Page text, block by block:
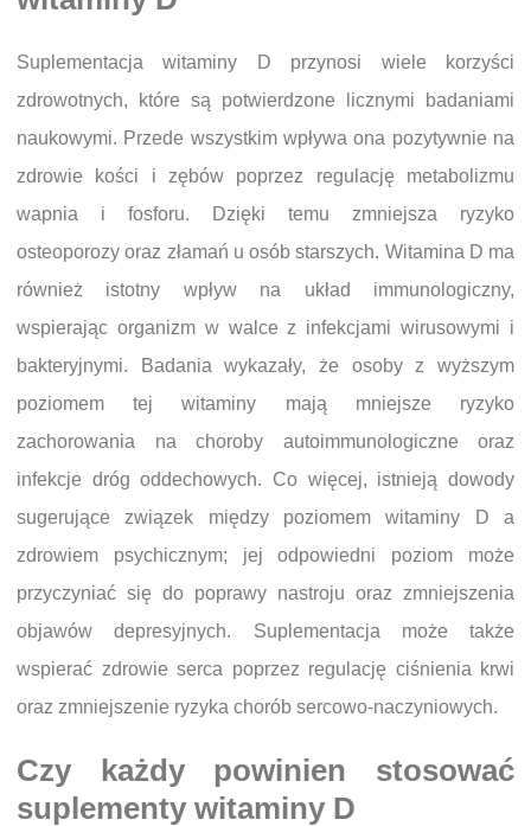
Suplementacja witaminy D przynosi wiele korzyści
zdrowotnych, które są potwierdzone licznymi badaniami
naukowymi. Przede wszystkim wpływa ona pozytywnie na
zdrowie kości i zębów poprzez regulację metabolizmu
wapnia i fosforu. Dzięki temu zmniejsza ryzyko
osteoporozy oraz złamań u osób starszych. Witamina D ma
również istotny wpływ na układ immunologiczny,
wspierając organizm w walce z infekcjami wirusowymi i
bakteryjnymi. Badania wykazały, że osoby z wyższym
poziomem tej witaminy mają mniejsze ryzyko
zachorowania na choroby autoimmunologiczne oraz
infekcje dróg oddechowych. Co więcej, istnieją dowody
sugerujące związek między poziomem witaminy D a
zdrowiem psychicznym; jej odpowiedni poziom może
przyczyniać się do poprawy nastroju oraz zmniejszenia
objawów depresyjnych. Suplementacja może także
wspierać zdrowie serca poprzez regulację ciśnienia krwi
oraz zmniejszenie ryzyka chorób sercowo-naczyniowych.
Czy każdy powinien stosować
suplementy witaminy D